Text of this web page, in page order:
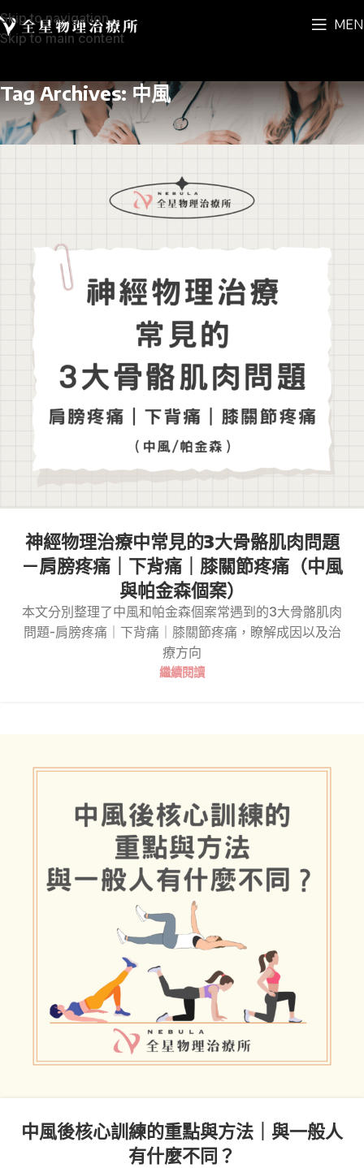
Skip to navigation
Skip to main content
Tag Archives: 中風
神經物理治療中常見的3大骨骼肌肉問題
－肩膀疼痛｜下背痛｜膝關節疼痛（中風
與帕金森個案）
本文分別整理了中風和帕金森個案常遇到的3大骨骼肌肉
問題-肩膀疼痛｜下背痛｜膝關節疼痛，瞭解成因以及治
療方向
繼續閱讀
中風後核心訓練的重點與方法｜與一般人
有什麼不同？